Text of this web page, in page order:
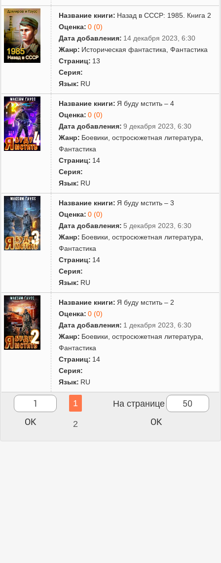
Название книги: Назад в СССР: 1985. Книга 2
Оценка: 0 (0)
Дата добавления: 14 декабря 2023, 6:30
Жанр: Историческая фантастика ,Фантастика
Страниц: 13
Серия:
Язык: RU
Название книги: Я буду мстить – 4
Оценка: 0 (0)
Дата добавления: 9 декабря 2023, 6:30
Жанр: Боевики, остросюжетная литература
Фантастика
Страниц: 14
Серия:
Язык: RU
Название книги: Я буду мстить – 3
Оценка: 0 (0)
Дата добавления: 5 декабря 2023, 6:30
Жанр: Боевики, остросюжетная литература
Фантастика
Страниц: 14
Серия:
Язык: RU
Название книги: Я буду мстить – 2
Оценка: 0 (0)
Дата добавления: 1 декабря 2023, 6:30
Жанр: Боевики, остросюжетная литература
Фантастика
Страниц: 14
Серия:
Язык: RU
1
2
На странице